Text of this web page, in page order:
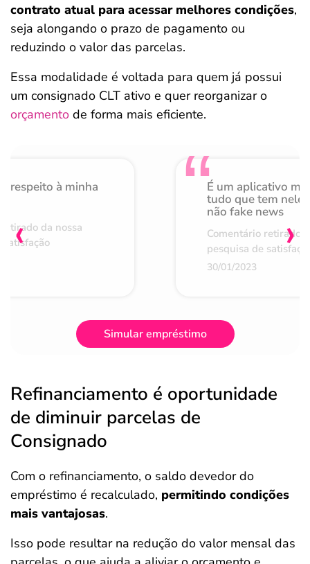
contrato atual para acessar melhores condições,
seja alongando o prazo de pagamento ou
reduzindo o valor das parcelas.
Essa modalidade é voltada para quem já possui
um consignado CLT ativo e quer reorganizar o
orçamento de forma mais eficiente.
respeito à minha
da nossa
É um aplicativo
tudo que tem nele
não fake news
Comentário retirado
pesquisa de
30/01/2023
‹ ›
Simular empréstimo
Refinanciamento é oportunidade
de diminuir parcelas de
Consignado
Com o refinanciamento, o saldo devedor do
empréstimo é recalculado, permitindo condições
mais vantajosas.
Isso pode resultar na redução do valor mensal das